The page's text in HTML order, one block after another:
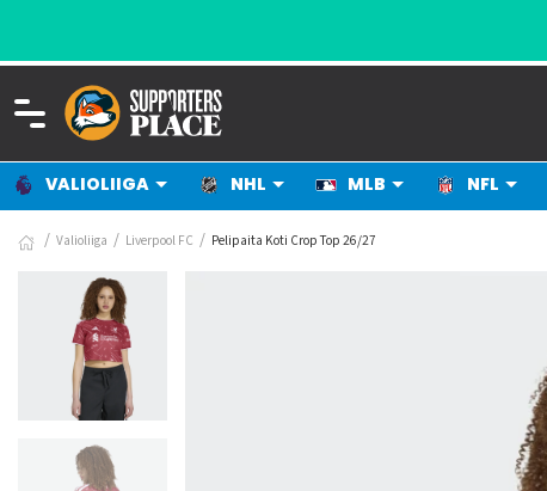
VALIOLIIGA NHL MLB NFL
Valioliiga Liverpool FC Pelipaita Koti Crop Top 26/27